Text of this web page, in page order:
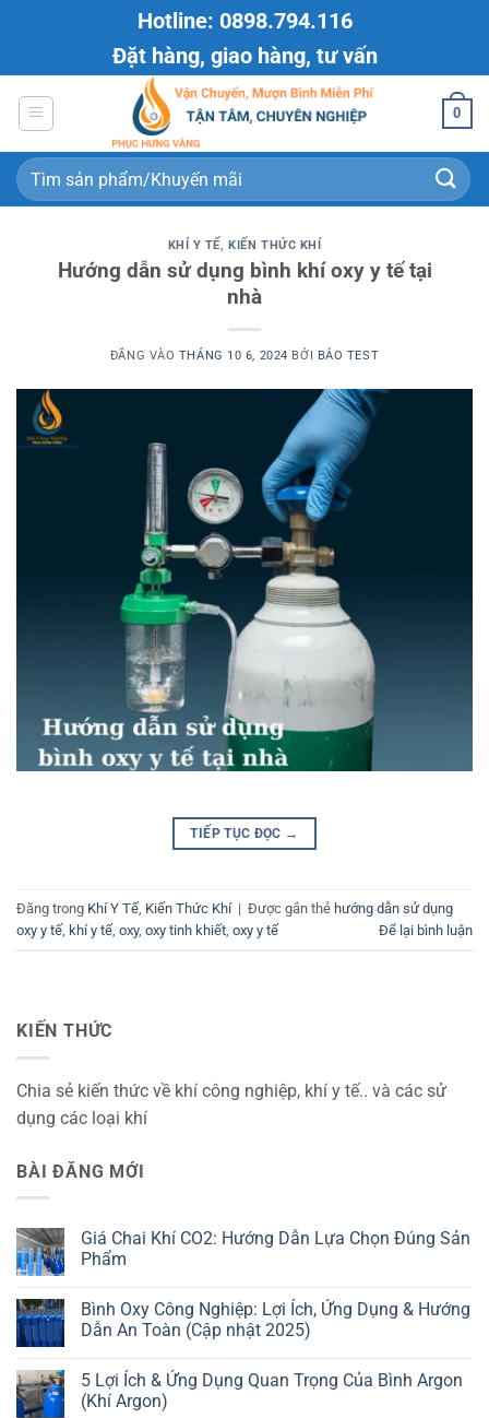
dung
Hotline: 0898.794.116
Đặt hàng, giao hàng, tư vấn
0
Tìm
kiếm:
KHÍ Y TẾ, KIẾN THỨC KHÍ
Hướng dẫn sử dụng bình khí oxy y tế tại
nhà
ĐĂNG VÀO THÁNG 10 6, 2024 BỞI BẢO TEST
TIẾP TỤC ĐỌC →
Đăng trong Khí Y Tế, Kiến Thức Khí | Được gắn thẻ hướng dẫn sử dụng
oxy y tế, khí y tế, oxy, oxy tinh khiết oxy y tế Để lại bình luận
KIẾN THỨC
Chia sẻ kiến thức về khí công nghiệp, khí y tế.. và các sử
dụng các loại khí
BÀI ĐĂNG MỚI
Giá Chai Khí CO2: Hướng Dẫn Lựa Chọn Đúng Sản
Phẩm
bình
luận
ở
Khí
CO2:
Hướng
Bình Oxy Công Nghiệp: Lợi Ích, Ứng Dụng & Hướng
Dẫn An Toàn (Cập nhật 2025)
bình
luận
ở
5 Lợi Ích & Ứng Dụng Quan Trọng Của Bình Argon
(Khí Argon)